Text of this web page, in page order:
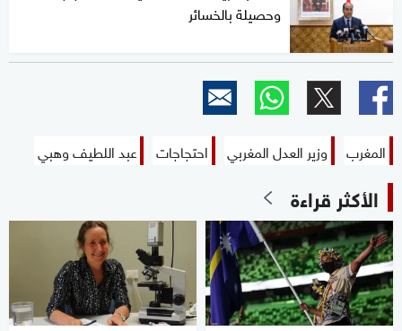
وحصيلة بالخسائر
المغرب وزير العدل المغربي احتجاجات عبد اللطيف وهبي
الأكثر قراءة